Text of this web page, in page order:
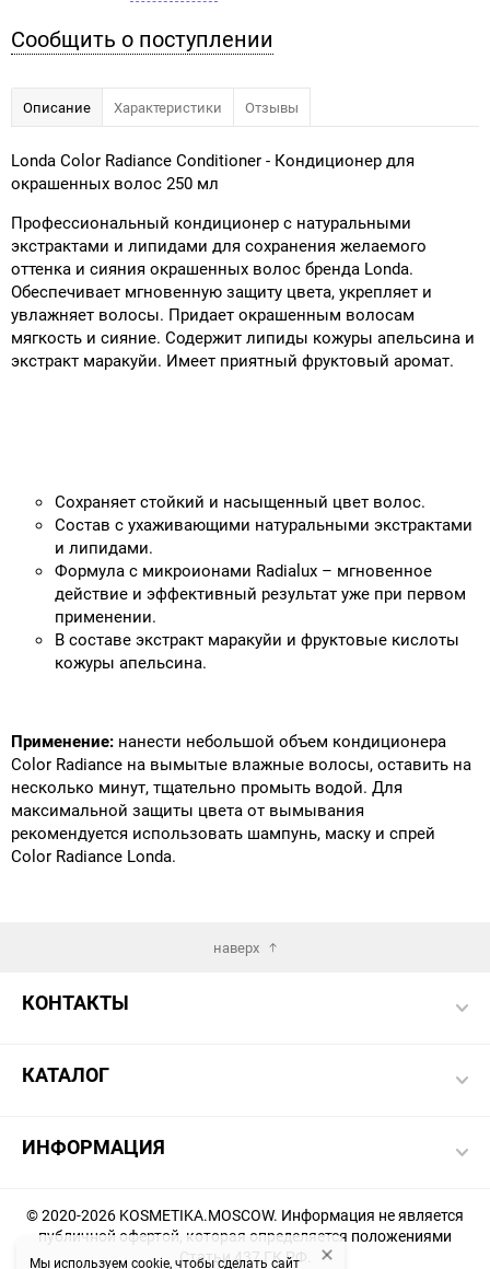
Мы используем cookie, чтобы сделать сайт
Сообщить о поступлении
Описание Характеристики Отзывы
Londa Color Radiance Conditioner - Кондиционер для
окрашенных волос 250 мл
Профессиональный кондиционер с натуральными
экстрактами и липидами для сохранения желаемого
оттенка и сияния окрашенных волос бренда Londa.
Обеспечивает мгновенную защиту цвета, укрепляет и
увлажняет волосы. Придает окрашенным волосам
мягкость и сияние. Содержит липиды кожуры апельсина и
экстракт маракуйи. Имеет приятный фруктовый аромат.
Сохраняет стойкий и насыщенный цвет волос.
Состав с ухаживающими натуральными экстрактами
и липидами.
Формула с микроионами Radialux – мгновенное
действие и эффективный результат уже при первом
применении.
В составе экстракт маракуйи и фруктовые кислоты
кожуры апельсина.
Применение: нанести небольшой объем кондиционера
Color Radiance на вымытые влажные волосы, оставить на
несколько минут, тщательно промыть водой. Для
максимальной защиты цвета от вымывания
рекомендуется использовать шампунь, маску и спрей
Color Radiance Londa.
наверх
КОНТАКТЫ
КАТАЛОГ
ИНФОРМАЦИЯ
© 2020-2026 KOSMETIKA.MOSCOW. Информация не является
публичной офертой, которая определяется положениями
Статьи 437 ГК РФ.